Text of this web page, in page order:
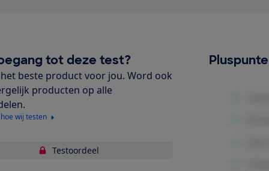
tot deze test?
beste product voor jou. Word ook
producten op alle
wij testen
Testoordeel